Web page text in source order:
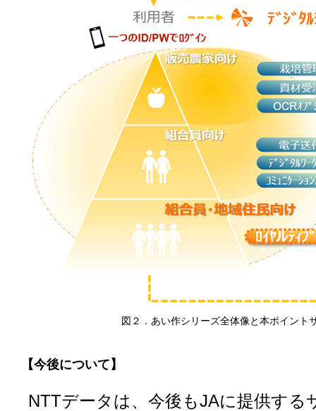
図２．あい作シリーズ全体像と本ポイント
【今後について】
NTTデータは、今後もJAに提供する